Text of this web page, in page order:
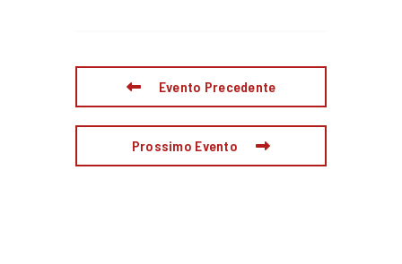
Evento Precedente
Prossimo Evento